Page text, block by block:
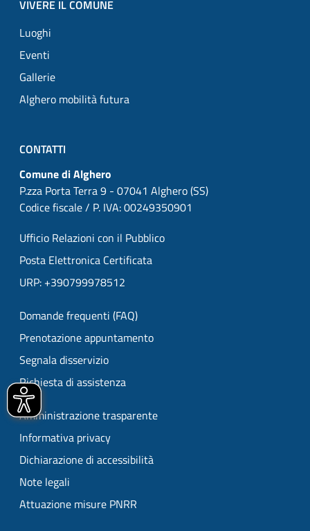
VIVERE IL COMUNE
Luoghi
Eventi
Gallerie
Alghero mobilità futura
CONTATTI
Comune di Alghero
P.zza Porta Terra 9 - 07041 Alghero (SS)
Codice fiscale / P. IVA: 00249350901
Ufficio Relazioni con il Pubblico
Posta Elettronica Certificata
URP: +390799978512
Domande frequenti (FAQ)
Prenotazione appuntamento
Segnala disservizio
Richiesta di assistenza
Amministrazione trasparente
Informativa privacy
Dichiarazione di accessibilità
Note legali
Attuazione misure PNRR